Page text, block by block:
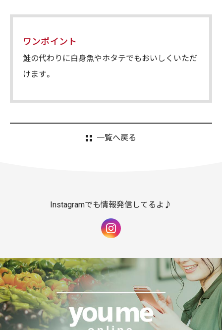
ワンポイント
鮭の代わりに白身魚やホタテでもおいしくいただ
けます。
一覧へ戻る
Instagramでも情報発信してるよ♪